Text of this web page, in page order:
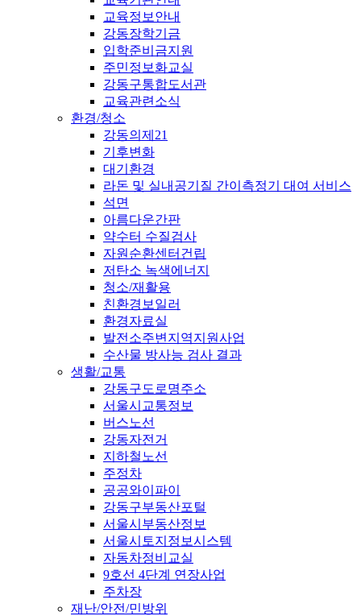
교육정보안내
강동장학기금
입학준비금지원
주민정보화교실
강동구통합도서관
교육관련소식
환경/청소
강동의제21
기후변화
대기환경
라돈 및 실내공기질 간이측정기 대여 서비스
석면
아름다운간판
약수터 수질검사
자원순환센터건립
저탄소 녹색에너지
청소/재활용
친환경보일러
환경자료실
발전소주변지역지원사업
수산물 방사능 검사 결과
생활/교통
강동구도로명주소
서울시교통정보
버스노선
강동자전거
지하철노선
주정차
공공와이파이
강동구부동산포털
서울시부동산정보
서울시토지정보시스템
자동차정비교실
9호선 4단계 연장사업
주차장
재난/안전/민방위